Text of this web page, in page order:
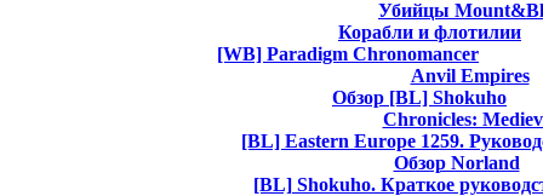
Убийцы
Корабли и флотилии
[WB] Paradigm Chronomancer
Anvil Empires
Обзор [BL] Shokuho
Chronicles:
[BL] Eastern Europe 1259.
Обзор Norland
[BL] Shokuho. Краткое